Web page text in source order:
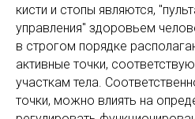
кисти и стопы являются,
управления" здоровьем
в строгом порядке
активные точки,
участкам тела.
точки, можно влиять на